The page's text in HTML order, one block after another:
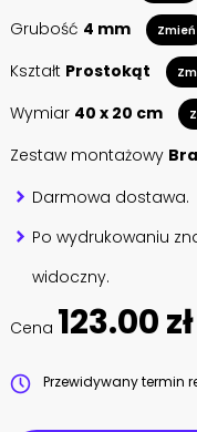
Grubość 4 mm Zmień
Kształt Prostokąt
Wymiar 40 x 20 cm
Zestaw montażowy
Darmowa dostawa.
Po wydrukowaniu
widoczny.
Cena 123.00 zł
Przewidywany termin